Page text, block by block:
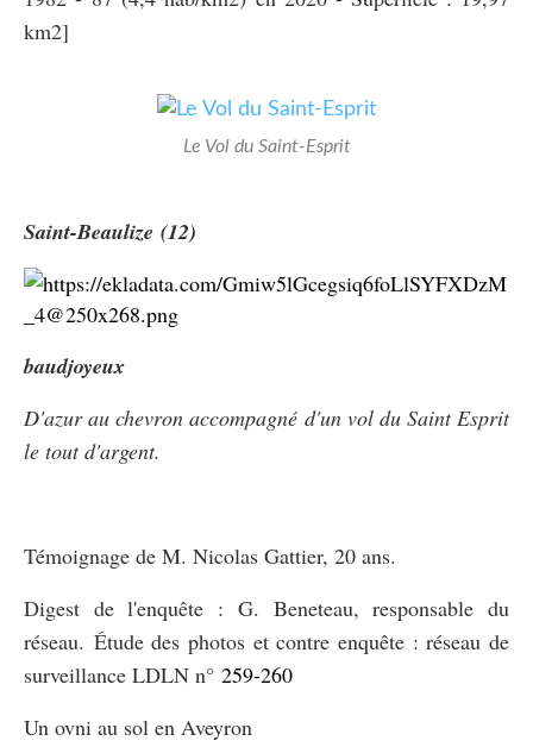
km2]
Le Vol du Saint-Esprit
Saint-Beaulize (12)
baudjoyeux
D'azur au chevron accompagné d'un vol du Saint Esprit
le tout d'argent.
Témoignage de M. Nicolas Gattier, 20 ans.
Digest de l'enquête : G. Beneteau, responsable du
réseau. Étude des photos et contre enquête : réseau de
surveillance LDLN n° 259-260
Un ovni au sol en Aveyron